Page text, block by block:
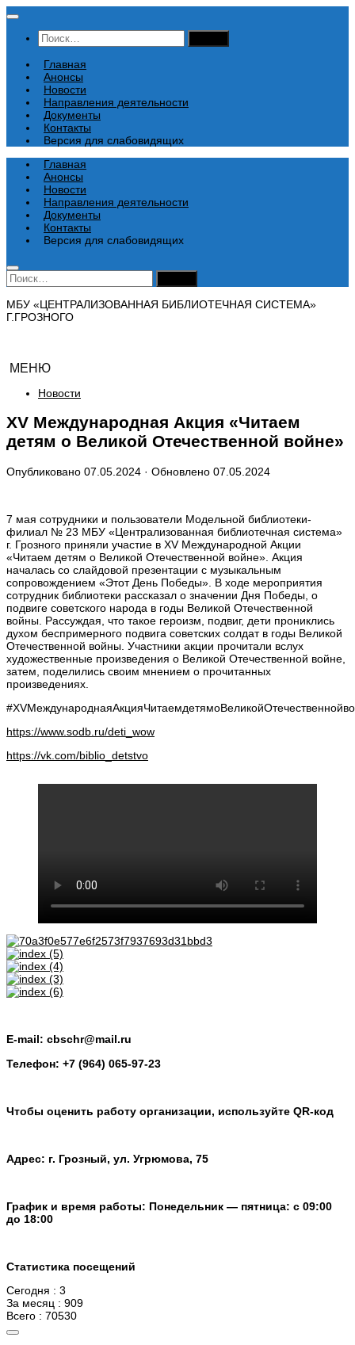
Перейти
содержимому
Найти:
Главная
Анонсы
Новости
Направления деятельности
Документы
Контакты
Версия для слабовидящих
Главная
Анонсы
Новости
Направления деятельности
Документы
Контакты
Версия для слабовидящих
Найти:
МБУ «ЦЕНТРАЛИЗОВАННАЯ БИБЛИОТЕЧНАЯ СИСТЕМА»
Г.ГРОЗНОГО
МЕНЮ
Новости
XV Международная Акция «Читаем
детям о Великой Отечественной войне»
Опубликовано 07.05.2024 · Обновлено 07.05.2024
7 мая сотрудники и пользователи Модельной библиотеки-
филиал № 23 МБУ «Централизованная библиотечная система»
г. Грозного приняли участие в XV Международной Акции
«Читаем детям о Великой Отечественной войне». Акция
началась со слайдовой презентации с музыкальным
сопровождением «Этот День Победы». В ходе мероприятия
сотрудник библиотеки рассказал о значении Дня Победы, о
подвиге советского народа в годы Великой Отечественной
войны. Рассуждая, что такое героизм, подвиг, дети прониклись
духом беспримерного подвига советских солдат в годы Великой
Отечественной войны. Участники акции прочитали вслух
художественные произведения о Великой Отечественной войне,
затем, поделились своим мнением о прочитанных
произведениях.
https://www.sodb.ru/deti_wow
https://vk.com/biblio_detstvo
E-mail: cbschr@mail.ru
Телефон: +7 (964) 065-97-23
Чтобы оценить работу организации, используйте QR-код
Адрес: г. Грозный, ул. Угрюмова, 75
График и время работы: Понедельник — пятница: с 09:00
до 18:00
Статистика посещений
Сегодня : 3
За месяц : 909
Всего : 70530